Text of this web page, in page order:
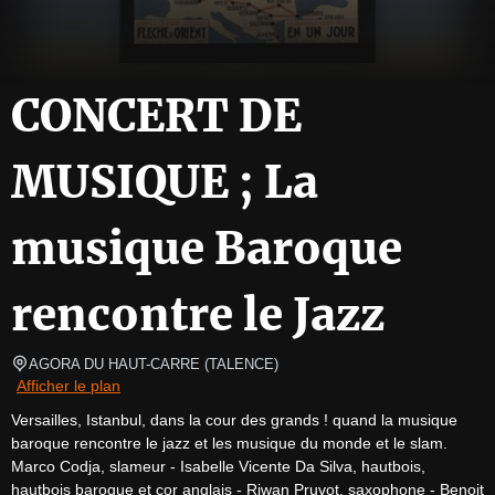
CONCERT DE
MUSIQUE ; La
musique Baroque
rencontre le Jazz
AGORA DU HAUT-CARRE (TALENCE)
Afficher le plan
Versailles, Istanbul, dans la cour des grands ! quand la musique
baroque rencontre le jazz et les musique du monde et le slam.
Marco Codja, slameur - Isabelle Vicente Da Silva, hautbois,
hautbois baroque et cor anglais - Riwan Pruvot, saxophone - Benoit